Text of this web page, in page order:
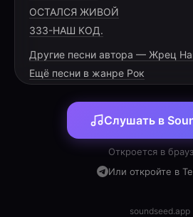
[PRE-CHORUS]
Бочки в жарком мареве
Тайный дух берёт над ними
Пузырьки безумия шумят,
ОСТАЛСЯ ЖИВОЙ
333-НАШ КОД.
Другие песни автора — Жрец
Ещё песни в жанре Рок
Слушать в
Откроется в
Или откройте в
soundseed.app